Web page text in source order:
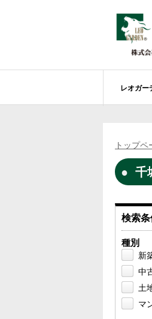
レオガー
レ
レオ
トップペ
千
検索
種別
新
中
土
マ